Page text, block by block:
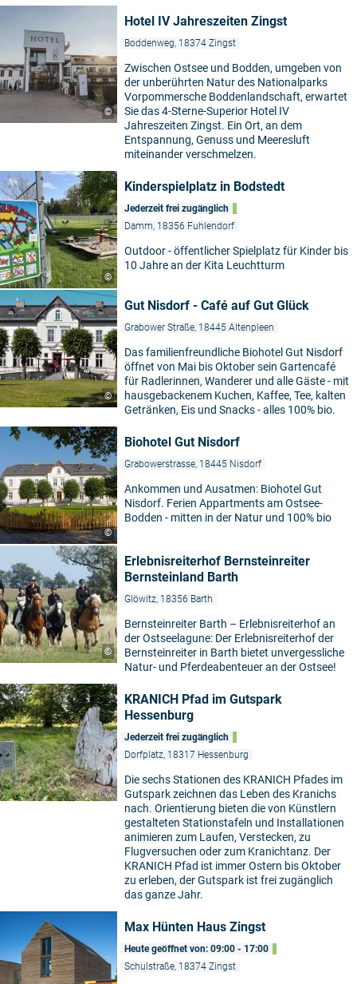
©
Hotel IV Jahreszeiten Zingst
Boddenweg, 18374 Zingst
Zwischen Ostsee und Bodden, umgeben von
der unberührten Natur des Nationalparks
Vorpommersche Boddenlandschaft, erwartet
Sie das 4-Sterne-Superior Hotel IV
Jahreszeiten Zingst. Ein Ort, an dem
Entspannung, Genuss und Meeresluft
miteinander verschmelzen.
©
Kinderspielplatz in Bodstedt
Jederzeit frei zugänglich
Damm, 18356 Fuhlendorf
Outdoor - öffentlicher Spielplatz für Kinder bis
10 Jahre an der Kita Leuchtturm
©
Gut Nisdorf - Café auf Gut Glück
Grabower Straße, 18445 Altenpleen
Das familienfreundliche Biohotel Gut Nisdorf
öffnet von Mai bis Oktober sein Gartencafé
für Radlerinnen, Wanderer und alle Gäste - mit
hausgebackenem Kuchen, Kaffee, Tee, kalten
Getränken, Eis und Snacks - alles 100% bio.
©
Biohotel Gut Nisdorf
Grabowerstrasse, 18445 Nisdorf
Ankommen und Ausatmen: Biohotel Gut
Nisdorf. Ferien Appartments am Ostsee-
Bodden - mitten in der Natur und 100% bio
©
Erlebnisreiterhof Bernsteinreiter
Bernsteinland Barth
Glöwitz, 18356 Barth
Bernsteinreiter Barth – Erlebnisreiterhof an
der Ostseelagune: Der Erlebnisreiterhof der
Bernsteinreiter in Barth bietet unvergessliche
Natur- und Pferdeabenteuer an der Ostsee!
KRANICH Pfad im Gutspark
Hessenburg
Jederzeit frei zugänglich
Dorfplatz, 18317 Hessenburg
Die sechs Stationen des KRANICH Pfades im
Gutspark zeichnen das Leben des Kranichs
nach. Orientierung bieten die von Künstlern
gestalteten Stationstafeln und Installationen
animieren zum Laufen, Verstecken, zu
Flugversuchen oder zum Kranichtanz. Der
KRANICH Pfad ist immer Ostern bis Oktober
zu erleben, der Gutspark ist frei zugänglich
das ganze Jahr.
Max Hünten Haus Zingst
Heute geöffnet von: 09:00 - 17:00
Schulstraße, 18374 Zingst